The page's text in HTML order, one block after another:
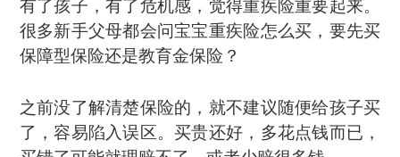
很多新手父母都会问宝宝重疾险怎么买，要先买
保障型保险还是教育金保险？
之前没了解清楚保险的，就不建议随便给孩子买
了，容易陷入误区。买贵还好，多花点钱而已，